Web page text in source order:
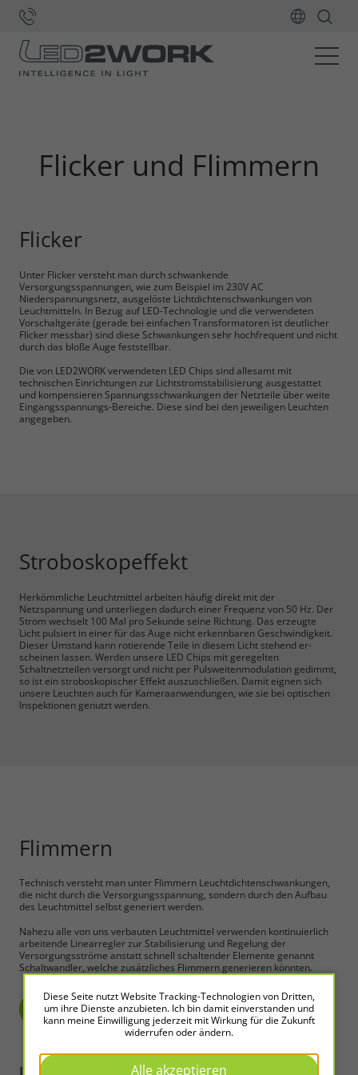
Home LED-TechnikFlicker und Flimmern
Flicker und Flimmern
Flicker
Unter Flicker versteht man durch schwankende
Versorgungsspannungen, wie zum Beispiel im 230V AC
Niederspannungsnetz, ausgelöste Lichtdichtenschwankungen von
Leuchtmitteln. In Bezug auf LED-Technologie und die verwendeten
Vorschaltgeräte (gerade bei einfachen Transformatoren ist deutlicher
Flicker messbar) sind diese Schwankungen sehr hochfrequent und nicht
durch das bloße Auge feststellbar.
Die von LED2WORK verwendeten LED Chips sind allesamt mit
technischen Einrichtungen zur Lichtstromstabilisierung ausgestattet
und kompensieren Spannungsschwankungen der Netzteile über weite
Eingangsspannungs-Bereiche. Diese sind bei den jeweiligen Leuchten
angegeben.
Stroboskopeffekt
Herkömmliche Leuchtmittel arbeiten häufig direkt mit der
Netzspannung und unterliegen dadurch einer Frequenz von 50 Hz. Der
Strom wechselt 100 Mal pro Sekunde seine Richtung. Das erzeugte
Licht pulsiert in einer für das Auge nicht erkennbaren Geschwindigkeit.
Dieser Umstand kann rotierende Teile in diesem Licht stehend er-
scheinen lassen. Werden unsere LED Chips mit geregelten
Schaltnetzteilen versorgt und nicht per Pulsweitenmodulation gedimmt,
so ist ein stroboskopischer Effekt auszuschließen. Damit eignen sich
unsere Leuchten auch für Kameraanwendungen, wie sie bei optischen
Inspektionen genutzt werden.
Flimmern
Technisch versteht man unter Flimmern Leuchtdichtenschwankungen,
die nicht durch die Versorgungsspannung, sondern durch den Aufbau
des Leuchtmittel selbst generiert werden.
Nahezu alle von uns verbauten Leuchtmittel verwenden kontinuierlich
arbeitende Linearregler zur Stabilisierung und Regelung der
Versorgungsströme anstatt schnell schaltender Elemente genannt
Schaltwandler, welche zusätzliches Flimmern generieren könnten.
zurück
LED2WORK Intelligence in Light
Diese Seite nutzt Website Tracking-Technologien von Dritten,
um ihre Dienste anzubieten. Ich bin damit einverstanden und
kann meine Einwilligung jederzeit mit Wirkung für die Zukunft
widerrufen oder ändern.
Alle akzeptieren
Marketing und Statistik
Cookie Informationen anzeigen